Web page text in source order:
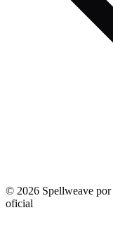
© 2026 Spellweave por
oficial